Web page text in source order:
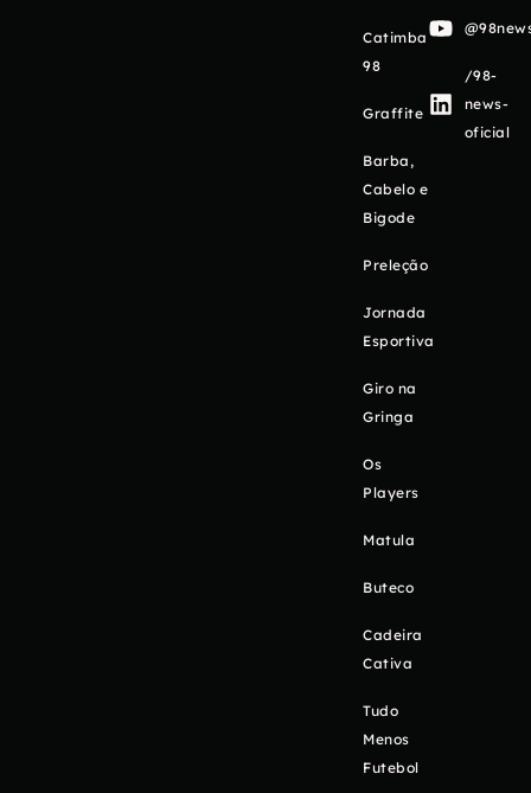
Catimba
98
Graffite
Barba,
Cabelo e
Bigode
Preleção
Jornada
Esportiva
Giro na
Gringa
Os
Players
Matula
Buteco
Cadeira
Cativa
Tudo
Menos
Futebol
/98-
news-
oficial